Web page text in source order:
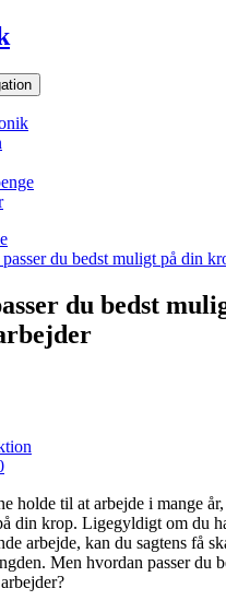
passer du bedst muligt på din
du bedst
holde til at arbejde i mange
din krop. Ligegyldigt om du
arbejde, kan du sagtens få
Men hvordan passer du